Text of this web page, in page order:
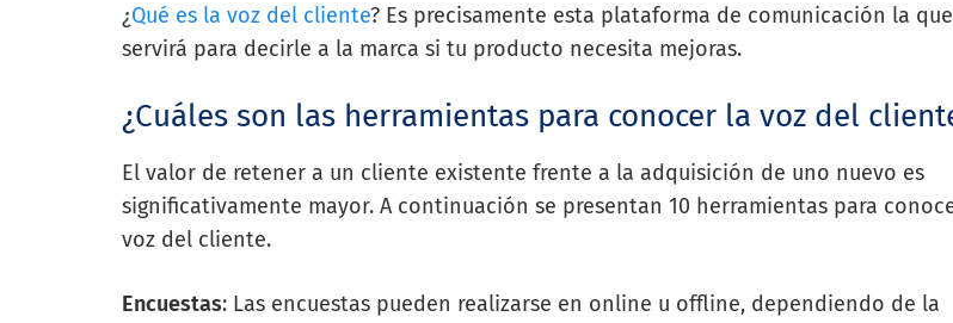
¿Qué es la voz del cliente? Es precisamente esta plataforma de comunicación la que
servirá para decirle a la marca si tu producto necesita mejoras.
¿Cuáles son las herramientas para conocer la voz del
El valor de retener a un cliente existente frente a la adquisición de uno nuevo es
significativamente mayor. A continuación se presentan 10 herramientas para
voz del cliente.
Encuestas: Las encuestas pueden realizarse en online u offline, dependiendo de la